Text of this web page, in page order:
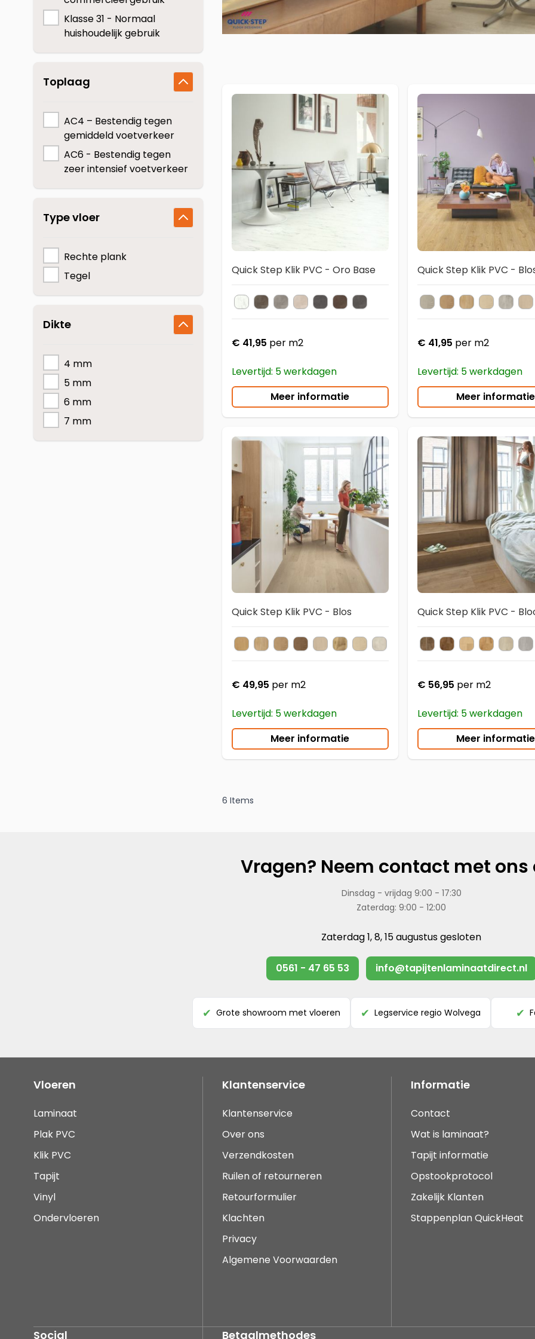
Klasse 31 - Normaal
huishoudelijk gebruik
Toplaag
AC4 – Bestendig tegen
gemiddeld voetverkeer
AC6 - Bestendig tegen
zeer intensief voetverkeer
Type vloer
Rechte plank
Tegel
Dikte
4 mm
5 mm
6 mm
7 mm
Quick Step Klik PVC - Oro Base
KleurAVSTT40136
AVSTT40235
AVSTT40234
AVSTT40232
AVSTT40035
AVSTT40233
AVSTT40231
€ 41,95 per m2
Levertijd: 5 werkdagen
Meer informatie
Quick Step Klik PVC -
KleurAVSPT40280
AVSPT40278
AVSPT40039
€ 41,95 per m2
Levertijd: 5 werkdagen
Meer informatie
Quick Step Klik PVC - Blos
KleurAVSPU40320
AVSPU40039
AVSPU40278
AVSPU40279
AVSPU40322
AVSPU40029
AVSPU40277
AVSPU40038
AVSPU40018
AVSPU40280
AVSPU40030
AVSPU40321
AVSPU40025
€ 49,95 per m2
Levertijd: 5 werkdagen
Meer informatie
Quick Step Klik PVC -
KleurAVMPU40075
AVMPU40090
AVMPU40316
€ 56,95 per m2
Levertijd: 5 werkdagen
Meer informatie
6 Items
Vragen? Neem contact met ons
Dinsdag - vrijdag 9:00 - 17:30
Zaterdag: 9:00 - 12:00
Zaterdag 1, 8, 15 augustus gesloten
0561 - 47 65 53 info@tapijtenlaminaatdirect.nl
✔ Grote showroom met vloeren ✔ Legservice regio Wolvega ✔
Vloeren
Laminaat
Plak PVC
Klik PVC
Tapijt
Vinyl
Ondervloeren
Klantenservice
Klantenservice
Over ons
Verzendkosten
Ruilen of retourneren
Retourformulier
Klachten
Privacy
Algemene Voorwaarden
Informatie
Contact
Wat is laminaat?
Tapijt informatie
Opstookprotocol
Zakelijk Klanten
Stappenplan QuickHeat
Social Betaalmethodes